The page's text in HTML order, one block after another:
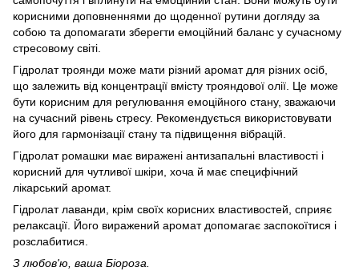
корисними доповненнями до щоденної рутини догляду за
собою та допомагати зберегти емоційний баланс у сучасному
стресовому світі.
Гідролат троянди може мати різний аромат для різних осіб,
що залежить від концентрації вмісту трояндової олії. Це може
бути корисним для регулювання емоційного стану, зважаючи
на сучасний рівень стресу. Рекомендується використовувати
його для гармонізації стану та підвищення вібрацій.
Гідролат ромашки має виражені антизапальні властивості і
корисний для чутливої шкіри, хоча й має специфічний
лікарський аромат.
Гідролат лаванди, крім своїх корисних властивостей, сприяє
релаксації. Його виражений аромат допомагає заспокоїтися і
розслабитися.
З любов'ю, ваша Біороза.